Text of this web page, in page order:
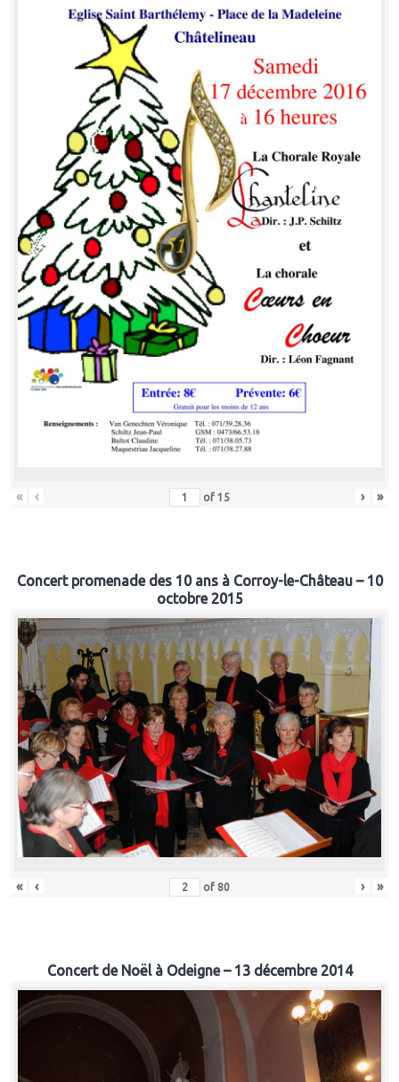
« ‹ of 15 › »
Concert promenade des 10 ans à Corroy-le-Château – 10
octobre 2015
« ‹ of 80 › »
Concert de Noël à Odeigne – 13 décembre 2014